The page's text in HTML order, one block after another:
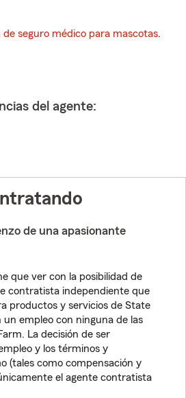
de seguro médico para mascotas.
del agente:
de una apasionante
que ver con la posibilidad de
contratista independiente que
productos y servicios de State
un empleo con ninguna de las
La decisión de ser
y los términos y
(tales como compensación y
el agente contratista